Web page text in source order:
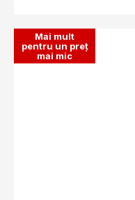
Mai mult
pentru un preț
mai mic